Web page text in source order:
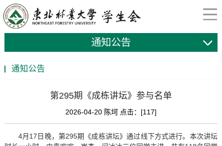
通知公告
通知公告
第295期《成栋讲坛》参与名单
2026-04-20 陈坷 点击：[117]
4月17日晚，第295期《成栋讲坛》通过线下方式进行。本次讲坛